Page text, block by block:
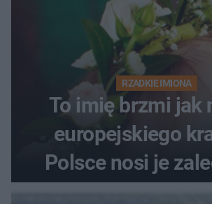
RZADKIE IMIONA
To imię brzmi jak
europejskiego
Polsce nosi je
kobiety